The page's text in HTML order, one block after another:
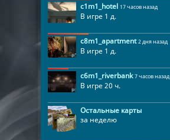
c1m1_hotel 17 часов назад
В игре 1 д.
c8m1_apartment 2 дня назад
В игре 1 д.
c6m1_riverbank 7 часов назад
В игре 20 ч.
Остальные карты
за неделю